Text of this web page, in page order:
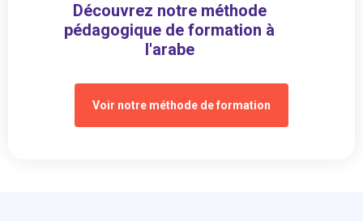
Découvrez notre méthode
pédagogique de formation à
l'arabe
Voir notre méthode de formation